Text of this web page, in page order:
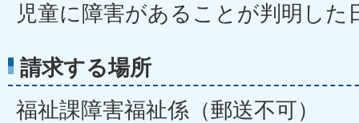
児童に障害があることが判明した
請求する場所
福祉課障害福祉係（郵送不可）